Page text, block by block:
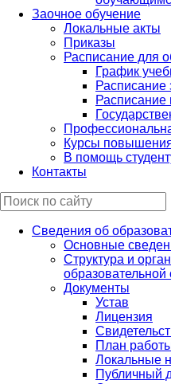
Заочное обучение
Локальные акты
Приказы
Расписание для
График
Расписание
Расписание
Курсы
В помощь
Контакты
Сведения об
Основные
Структура и
образовательной
Документы
Устав
Лицензия
План
Локальные
Публичный